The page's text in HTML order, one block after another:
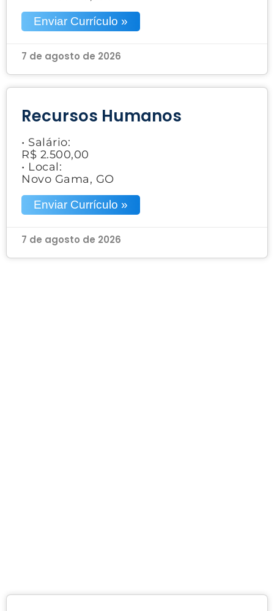
Enviar Currículo »
7 de agosto de 2026
Recursos Humanos
• Salário:
R$ 2.500,00
• Local:
Novo Gama, GO
Enviar Currículo »
7 de agosto de 2026